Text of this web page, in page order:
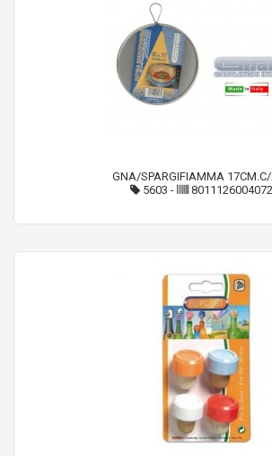
GNA/SPARGIFIAMMA
5603 - 8011126004072